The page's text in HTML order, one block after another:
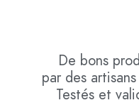
De bons
par des
Testés et